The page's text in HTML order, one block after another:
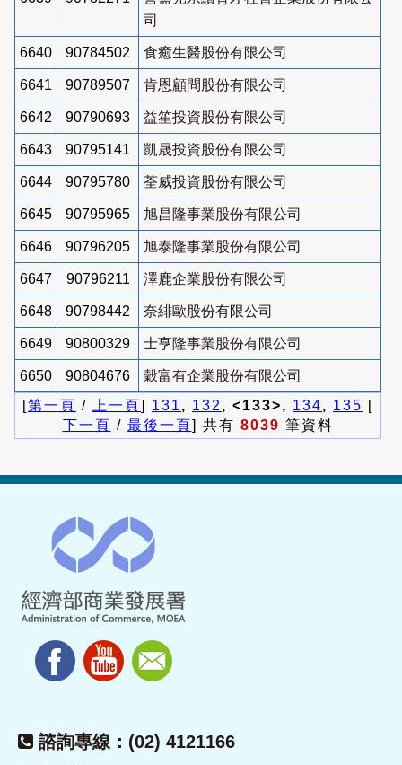
司
6640 90784502 食癒生醫股份有限公司
6641 90789507 肯恩顧問股份有限公司
6642 90790693 益笙投資股份有限公司
6643 90795141 凱晟投資股份有限公司
6644 90795780 荃威投資股份有限公司
6645 90795965 旭昌隆事業股份有限公司
6646 90796205 旭泰隆事業股份有限公司
6647 90796211 澤鹿企業股份有限公司
6648 90798442 奈緋歐股份有限公司
6649 90800329 士亨隆事業股份有限公司
6650 90804676
穀富有企業股份有限公司
[第一頁 / 上一頁] 131 , 132 , <133>, 134, 135 [
下一頁 / 最後一頁] 共有 8039 筆資料
諮詢專線：(02) 4121166